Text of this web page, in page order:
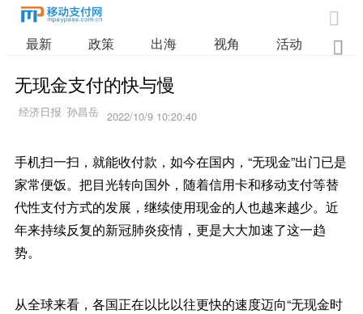

最新 政策 出海 视角 活动 业

无现金支付的快与慢
2022/10/9 10:20:40
手机扫一扫，就能收付款，如今在国内，“无现金”出门已是
家常便饭。把目光转向国外，随着信用卡和移动支付等替
代性支付方式的发展，继续使用现金的人也越来越少。近
年来持续反复的新冠肺炎疫情，更是大大加速了这一趋
势。
从全球来看，各国正在以比以往更快的速度迈向“无现金时